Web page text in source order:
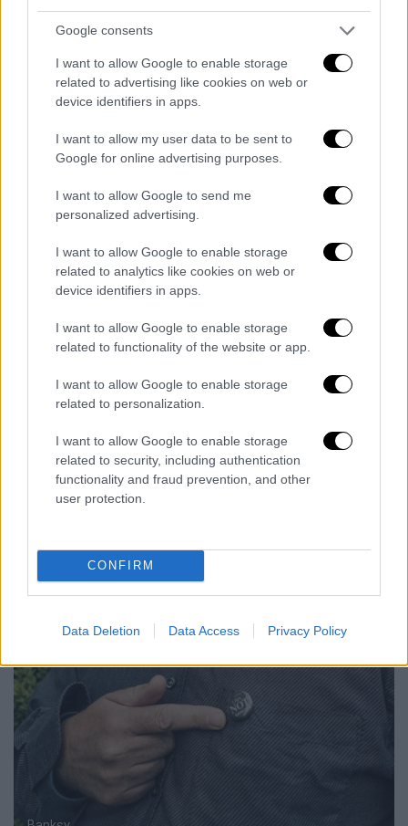
Google consents
I want to allow Google to enable storage
related to advertising like cookies on web or
device identifiers in apps.
I want to allow my user data to be sent to
Google for online advertising purposes.
I want to allow Google to send me
personalized advertising.
I want to allow Google to enable storage
related to analytics like cookies on web or
device identifiers in apps.
I want to allow Google to enable storage
related to functionality of the website or app.
I want to allow Google to enable storage
related to personalization.
I want to allow Google to enable storage
related to security, including authentication
functionality and fraud prevention, and other
user protection.
CONFIRM
Data Deletion Data Access Privacy Policy
«Δεν είμαι ο Banksy»
Ο Oυαλός ξεκίνησε, μάλιστα, μία καμπάνια
από τον ιστότοπό του, μέσω της οποίας
καλεί όσους πολίτες δεν είναι ο Bansky να
αγοράσουν μία κονκάρδα που γράφει αυτό
ακριβώς -
«Δεν είμαι ο Banksy»
Γκάνον, προειδοποιεί τον ίδιο τον
καλλιτέχνη «να μην διανοηθεί» να αγοράσει
την κονκάρδα.